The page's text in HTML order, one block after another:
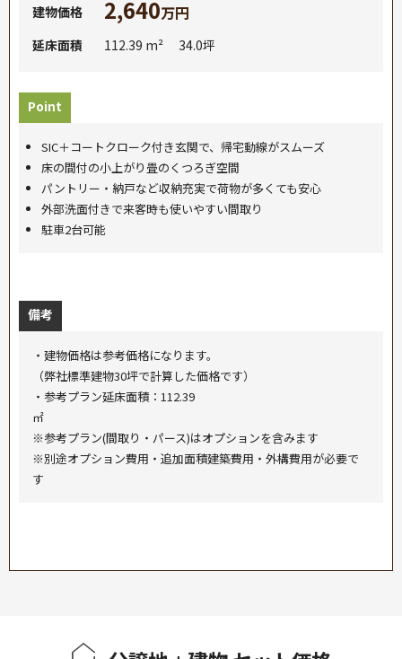
建物価格 2,640万円
延床面積 112.39 m² 34.0坪
Point
SIC＋コートクローク付き玄関で、帰宅動線がスムーズ
床の間付の小上がり畳のくつろぎ空間
パントリー・納戸など収納充実で荷物が多くても安心
外部洗面付きで来客時も使いやすい間取り
駐車2台可能
備考
・建物価格は参考価格になります。
（弊社標準建物30坪で計算した価格です）
・参考プラン延床面積：112.39
㎡
※参考プラン(間取り・パース)はオプションを含みます
※別途オプション費用・追加面積建築費用・外構費用が必要で
す